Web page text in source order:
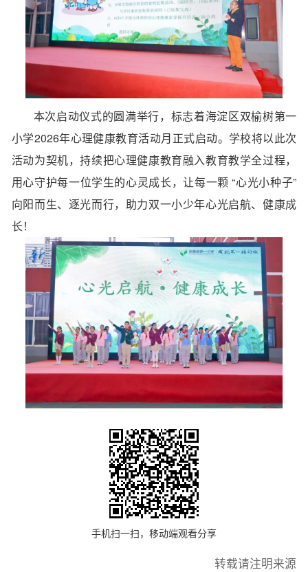
本次启动仪式的圆满举行，标志着海淀区双榆树第一
小学2026年心理健康教育活动月正式启动。学校将以此次
活动为契机，持续把心理健康教育融入教育教学全过程，
用心守护每一位学生的心灵成长，让每一颗 “心光小种子”
向阳而生、逐光而行，助力双一小少年心光启航、健康成
长！
手机扫一扫，移动端观看分享
转载请注明来源